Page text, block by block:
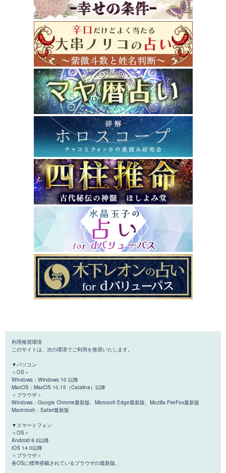
利用推奨環境
このサイトは、次の環境でご利用を推奨いたします。
▼パソコン
＜OS＞
Windows：Windows 10 以降
MacOS：MacOS 10.15（Catalina）以降
＜ブラウザ＞
Windows：Google Chrome最新版、Microsoft Edge最新版、Mozilla FireFox最新版
Macintosh：Safari最新版
▼スマートフォン
＜OS＞
Android 8.0以降
iOS 14.0以降
＜ブラウザ＞
各OSに標準搭載されているブラウザの最新版。